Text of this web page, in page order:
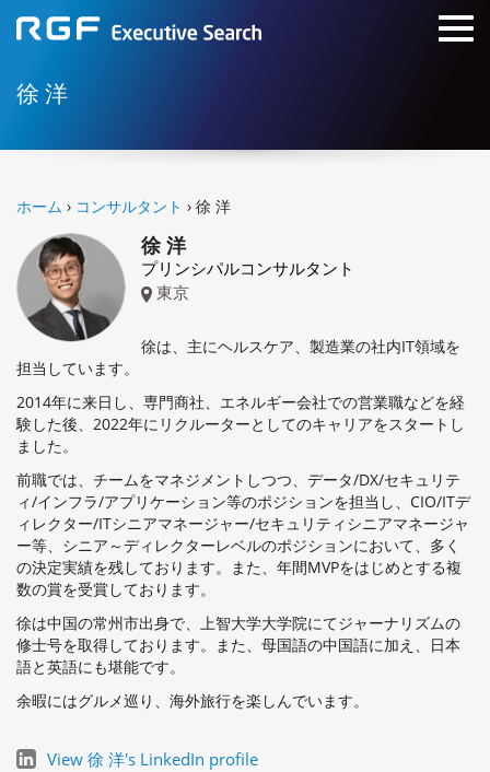
徐 洋
ホーム › コンサルタント › 徐 洋
徐 洋
プリンシパルコンサルタント
東京
徐は、主にヘルスケア、製造業の社内IT領域を
担当しています。
2014年に来日し、専門商社、エネルギー会社での営業職などを経
験した後、2022年にリクルーターとしてのキャリアをスタートし
ました。
前職では、チームをマネジメントしつつ、データ/DX/セキュリテ
ィ/インフラ/アプリケーション等のポジションを担当し、CIO/ITデ
ィレクター/ITシニアマネージャー/セキュリティシニアマネージャ
ー等、シニア～ディレクターレベルのポジションにおいて、多く
の決定実績を残しております。また、年間MVPをはじめとする複
数の賞を受賞しております。
徐は中国の常州市出身で、上智大学大学院にてジャーナリズムの
修士号を取得しております。また、母国語の中国語に加え、日本
語と英語にも堪能です。
余暇にはグルメ巡り、海外旅行を楽しんでいます。
View 徐 洋's LinkedIn profile